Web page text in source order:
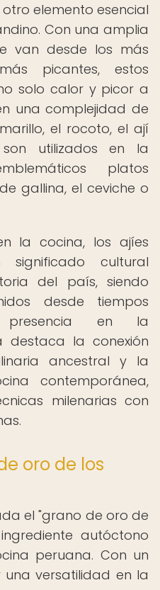
elemento esencial
Con una amplia
van desde los más
picantes, estos
solo calor y picor a
una complejidad de
el rocoto, el ají
utilizados en la
platos
gallina, el ceviche o
la cocina, los ajíes
significado cultural
del país, siendo
desde tiempos
presencia en la
destaca la conexión
ancestral y la
contemporánea,
milenarias con
oro de los
el "grano de oro de
autóctono
peruana. Con un
versatilidad en la